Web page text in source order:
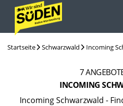
Suchen
nach:
Suchen
nach:
Startseite Schwarzwald Incoming
7
INCOMING
Incoming Schwarzwald -